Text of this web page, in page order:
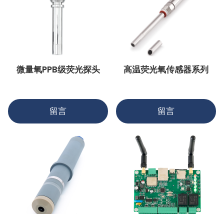
微量氧PPB级荧光探头
留言
高温荧光氧传感器系列
留言